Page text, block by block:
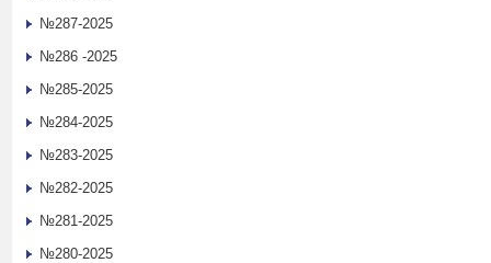
№287-2025
№286 -2025
№285-2025
№284-2025
№283-2025
№282-2025
№281-2025
№280-2025